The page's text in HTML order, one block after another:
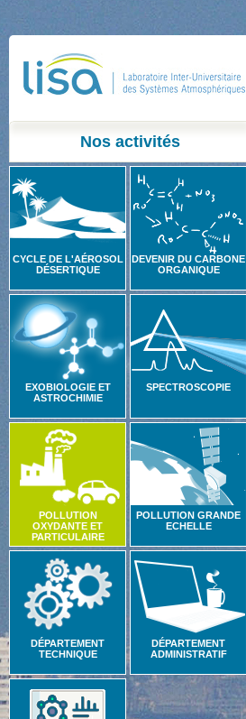
Nos activités
CYCLE DE L'AÉROSOL
DÉSERTIQUE
DEVENIR DU CARBONE
ORGANIQUE
EXOBIOLOGIE ET
ASTROCHIMIE
SPECTROSCOPIE
POLLUTION
OXYDANTE ET
PARTICULAIRE
POLLUTION GRANDE
ECHELLE
DÉPARTEMENT
TECHNIQUE
DÉPARTEMENT
ADMINISTRATIF